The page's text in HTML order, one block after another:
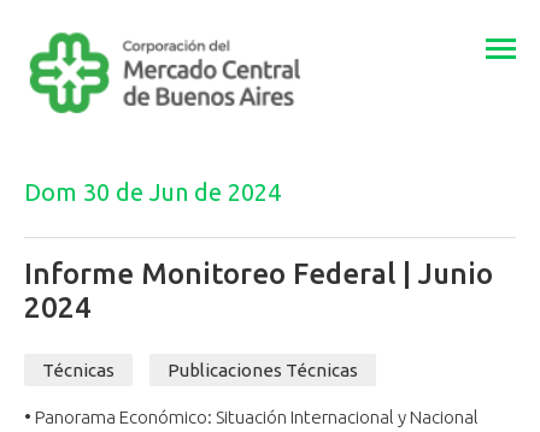
Dom 30 de Jun de 2024
Informe Monitoreo Federal | Junio
2024
Técnicas Publicaciones Técnicas
• Panorama Económico: Situación Internacional y Nacional